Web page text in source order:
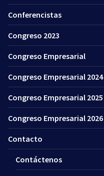
Conferencistas
Congreso 2023
Congreso Empresarial
Congreso Empresarial 2024
Congreso Empresarial 2025
Congreso Empresarial 2026
Contacto
Contáctenos